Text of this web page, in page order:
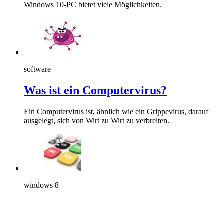
Windows 10-PC bietet viele Möglichkeiten.
software
Was ist ein Computervirus?
Ein Computervirus ist, ähnlich wie ein Grippevirus, darauf
ausgelegt, sich von Wirt zu Wirt zu verbreiten.
windows 8